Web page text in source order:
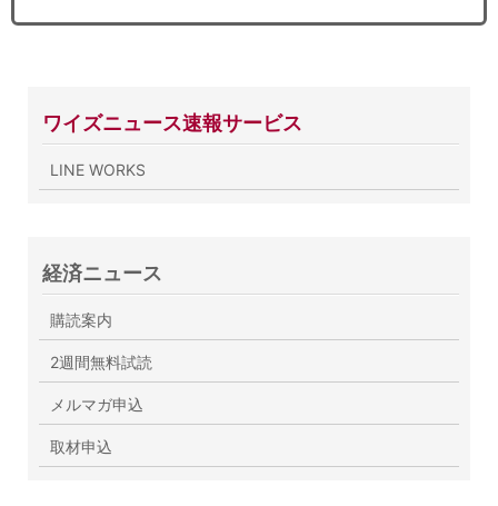
ワイズニュース速報サービス
LINE WORKS
経済ニュース
購読案内
2週間無料試読
メルマガ申込
取材申込